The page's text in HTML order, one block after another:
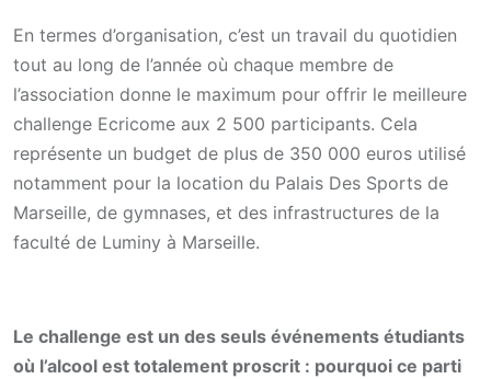
En termes d’organisation, c’est un travail du quotidien
tout au long de l’année où chaque membre de
l’association donne le maximum pour offrir le meilleure
challenge Ecricome aux 2 500 participants. Cela
représente un budget de plus de 350 000 euros utilisé
notamment pour la location du Palais Des Sports de
Marseille, de gymnases, et des infrastructures de la
faculté de Luminy à Marseille.
Le challenge est un des seuls événements étudiants
où l’alcool est totalement proscrit : pourquoi ce parti